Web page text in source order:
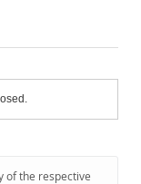
of the respective